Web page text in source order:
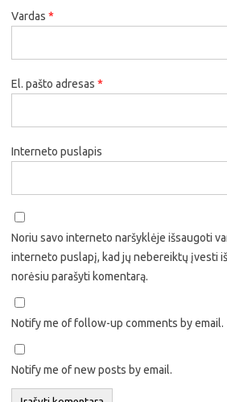
Vardas *
El. pašto adresas *
Interneto puslapis
Noriu savo interneto naršyklėje išsaugoti
interneto puslapį, kad jų nebereiktų įvesti
norėsiu parašyti komentarą.
Notify me of follow-up comments by email.
Notify me of new posts by email.